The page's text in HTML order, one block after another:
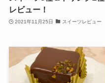
レビュー！
2021年11月25日 スイーツレビュー